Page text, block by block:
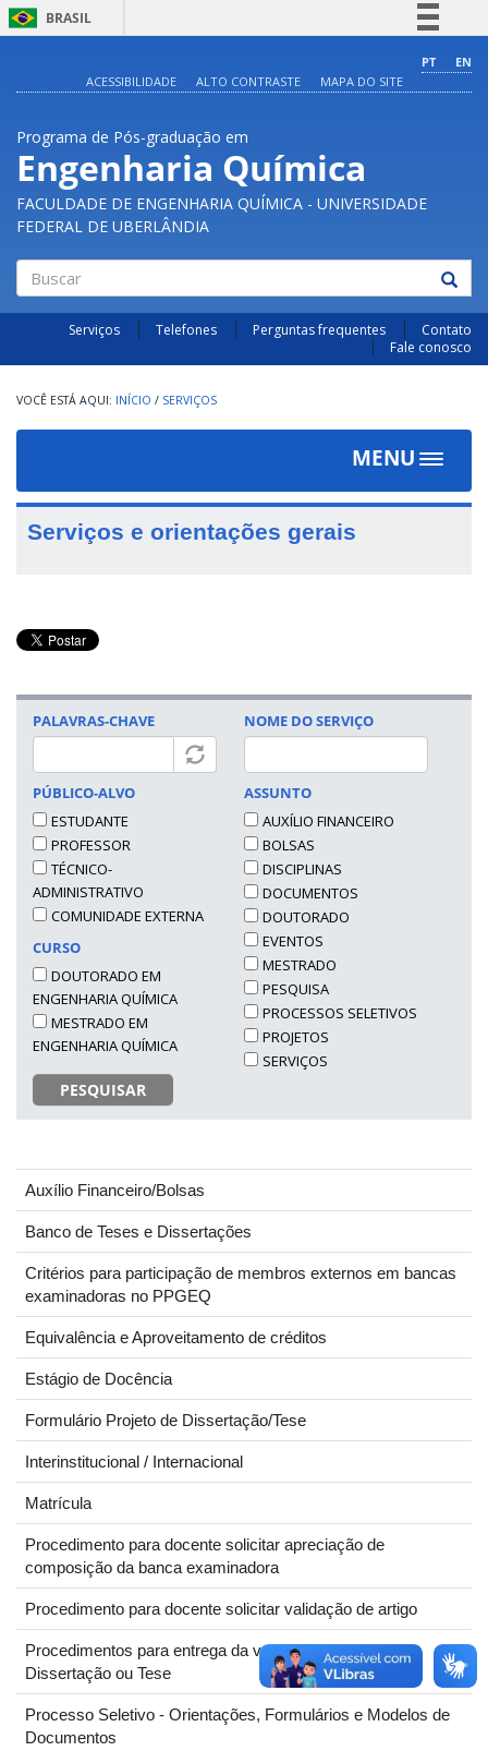
BRASIL
Comunica BR
Acesso à informação
Legislação
PT
EN
ACESSIBILIDADE
ALTO CONTRASTE MAPA DO SITE
Programa de Pós-graduação em
Engenharia Química
FACULDADE DE ENGENHARIA QUÍMICA - UNIVERSIDADE
FEDERAL DE UBERLÂNDIA
Buscar
Serviços Telefones Perguntas frequentes
Contato
Fale conosco
INÍCIO / SERVIÇOS
MENU
Toggle
Serviços e orientações gerais
PALAVRAS-CHAVE
PÚBLICO-ALVO
ESTUDANTE
PROFESSOR
TÉCNICO-
ADMINISTRATIVO
COMUNIDADE EXTERNA
CURSO
DOUTORADO EM
ENGENHARIA QUÍMICA
MESTRADO EM
ENGENHARIA QUÍMICA
PESQUISAR
NOME DO SERVIÇO
ASSUNTO
AUXÍLIO FINANCEIRO
BOLSAS
DISCIPLINAS
DOCUMENTOS
DOUTORADO
EVENTOS
MESTRADO
PESQUISA
PROCESSOS SELETIVOS
PROJETOS
SERVIÇOS
Auxílio Financeiro/Bolsas
Banco de Teses e Dissertações
Critérios para participação de membros externos em bancas
examinadoras no PPGEQ
Equivalência e Aproveitamento de créditos
Estágio de Docência
Formulário Projeto de Dissertação/Tese
Interinstitucional / Internacional
Matrícula
Procedimento para docente solicitar apreciação de
composição da banca examinadora
Procedimento para docente solicitar validação de artigo
Procedimentos para entrega da versão definitiva de
Dissertação ou Tese
Processo Seletivo - Orientações, Formulários e Modelos de
Documentos